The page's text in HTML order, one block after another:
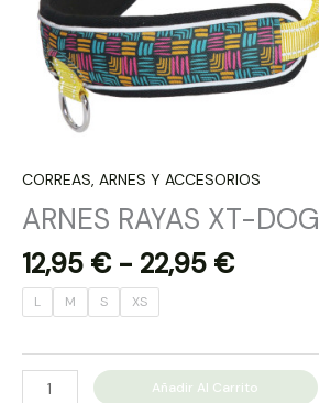
CORREAS, ARNES Y ACCESORIOS
ARNES RAYAS XT-DOG
12,95 € - 22,95 €
L M S XS
Añadir Al Carrito